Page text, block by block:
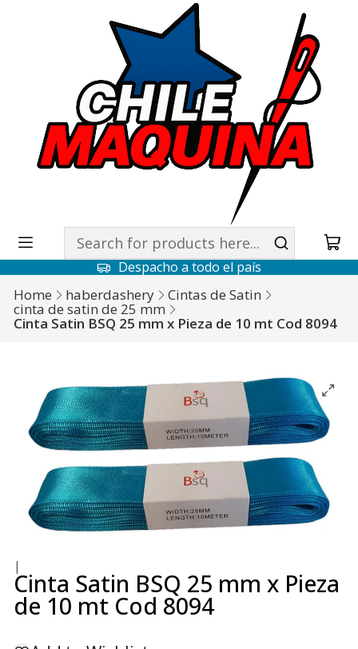
Despacho a todo el país
Home haberdashery Cintas de Satin
cinta de satin de 25 mm
Cinta Satin BSQ 25 mm x Pieza de 10 mt Cod 8094
|
Cinta Satin BSQ 25 mm x Pieza
de 10 mt Cod 8094